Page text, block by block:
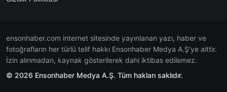
ensonhaber.com internet sitesinde yayınlanan yazı, haber ve
fotoğrafların her türlü telif hakkı Ensonhaber Medya A.Ş'ye aittir.
İzin alınmadan, kaynak gösterilerek dahi iktibas edilemez.
© 2026 Ensonhaber Medya A.Ş. Tüm hakları saklıdır.